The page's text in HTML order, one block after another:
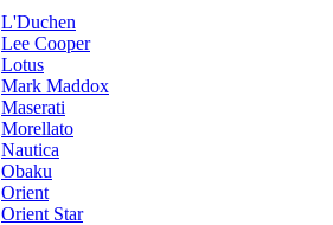
L'Duchen
Lee Cooper
Lotus
Mark Maddox
Maserati
Morellato
Nautica
Obaku
Orient
Orient Star